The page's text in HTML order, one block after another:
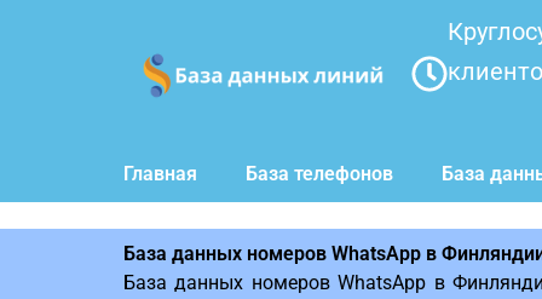
Главная База телефонов База
База данных номеров WhatsApp в
База данных номеров WhatsApp в